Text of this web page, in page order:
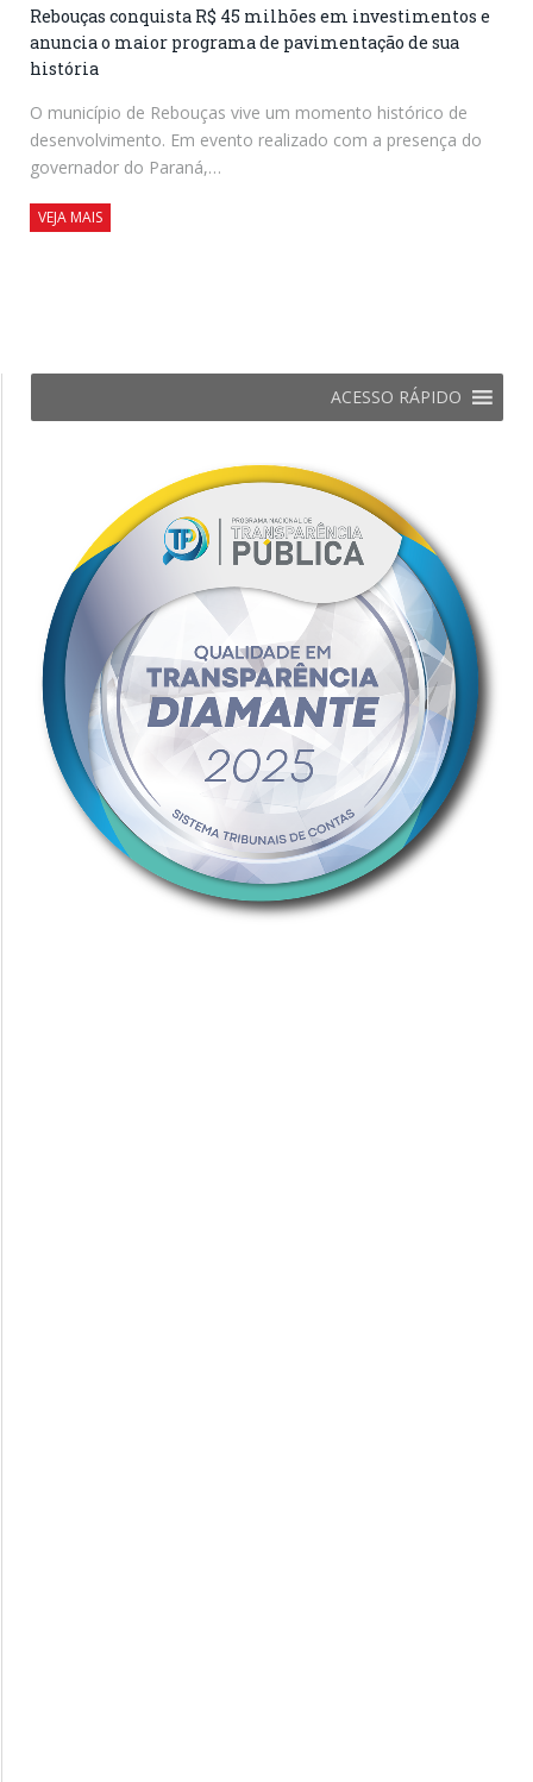
Rebouças conquista R$ 45 milhões em investimentos e
anuncia o maior programa de pavimentação de sua
história
O município de Rebouças vive um momento histórico de
desenvolvimento. Em evento realizado com a presença do
governador do Paraná,…
VEJA MAIS
ACESSO RÁPIDO